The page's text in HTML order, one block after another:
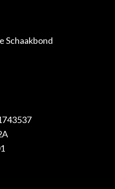
Schaakbond